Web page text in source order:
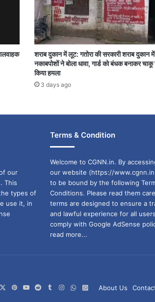
शराब दुकान में लूट: गतोरा की सरकारी शराब दुकान
नकाबपोशों ने बोला धावा, गार्ड को बंधक बनाकर
किया हमला
3 days ago
our
This
types of
use it, in
Terms & Condition
Welcome to CGNN.in. By
our website (https://
to be bound by the following
Conditions. Please read them
terms are designed to ensure a
and lawful experience for all
comply with Google AdSense
read more...
About Us
PinterestYouTubeRedditTumblrInstagramWhatsApp
WhatsApp